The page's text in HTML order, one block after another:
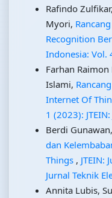
Rafindo
Myori,
Recognition
Indonesia: Vol.
Farhan
Islami,
Internet Of
1 (2023):
Berdi
dan
Things , JTEIN:
Jurnal Teknik
Annita Lubis,